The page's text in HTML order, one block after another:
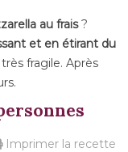
au frais?
et en étirant du
fragile. Après
Imprimer la recette